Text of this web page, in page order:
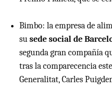
Bimbo: la empresa de
susede social de
segunda gran compañía
tras la comparecencia
Generalitat, Carles